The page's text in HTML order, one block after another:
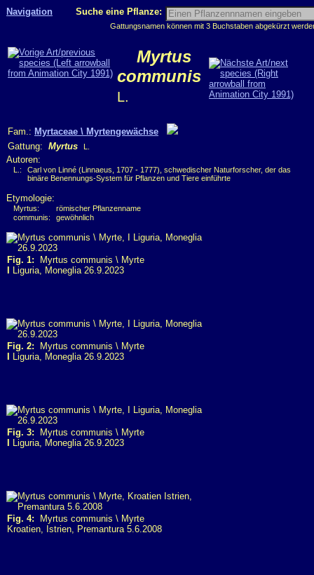
Navigation Suche eine Pflanze:
Gattungsnamen können mit 3 Buchstaben abgekürzt
Myrtus
communis
L.
Fam.: Myrtaceae \ Myrtengewächse
Gattung: Myrtus L.
Autoren:
L.:
Carl von Linné (Linnaeus, 1707 - 1777), schwedischer Naturforscher, der das
binäre Benennungs-System für Pflanzen und Tiere einführte
Etymologie:
Myrtus:
römischer Pflanzenname
communis:
gewöhnlich
Fig. 1: Myrtus communis \ Myrte
Liguria, Moneglia 26.9.2023
Fig. 2: Myrtus communis \ Myrte
Liguria, Moneglia 26.9.2023
Fig. 3: Myrtus communis \ Myrte
Liguria, Moneglia 26.9.2023
Fig. 4: Myrtus communis \ Myrte
Kroatien, Istrien, Premantura 5.6.2008